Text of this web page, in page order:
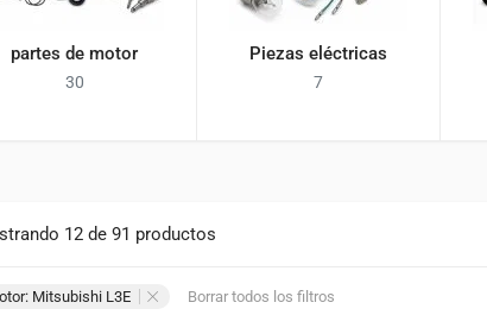
partes de motor
30
Piezas eléctricas
7
12 de 91 productos
Mitsubishi L3E Borrar todos los filtros